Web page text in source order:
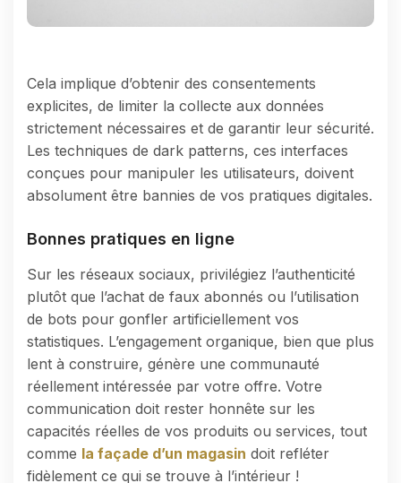
Cela implique d’obtenir des consentements
explicites, de limiter la collecte aux données
strictement nécessaires et de garantir leur sécurité.
Les techniques de dark patterns, ces interfaces
conçues pour manipuler les utilisateurs, doivent
absolument être bannies de vos pratiques digitales.
Bonnes pratiques en ligne
Sur les réseaux sociaux, privilégiez l’authenticité
plutôt que l’achat de faux abonnés ou l’utilisation
de bots pour gonfler artificiellement vos
statistiques. L’engagement organique, bien que plus
lent à construire, génère une communauté
réellement intéressée par votre offre. Votre
communication doit rester honnête sur les
capacités réelles de vos produits ou services, tout
comme la façade d’un magasin doit refléter
fidèlement ce qui se trouve à l’intérieur !